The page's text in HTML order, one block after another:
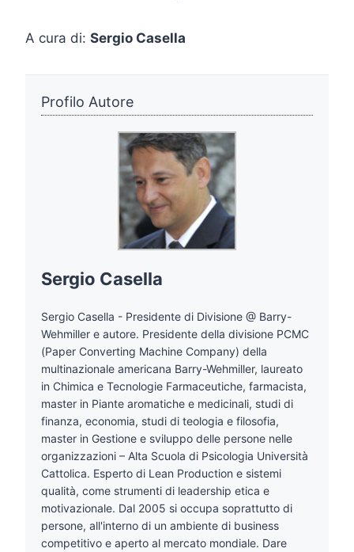
A cura di: Sergio Casella
Profilo Autore
Sergio Casella
Sergio Casella - Presidente di Divisione @ Barry-
Wehmiller e autore. Presidente della divisione PCMC
(Paper Converting Machine Company) della
multinazionale americana Barry-Wehmiller, laureato
in Chimica e Tecnologie Farmaceutiche, farmacista,
master in Piante aromatiche e medicinali, studi di
finanza, economia, studi di teologia e filosofia,
master in Gestione e sviluppo delle persone nelle
organizzazioni – Alta Scuola di Psicologia Università
Cattolica. Esperto di Lean Production e sistemi
qualità, come strumenti di leadership etica e
motivazionale. Dal 2005 si occupa soprattutto di
persone, all'interno di un ambiente di business
competitivo e aperto al mercato mondiale. Dare